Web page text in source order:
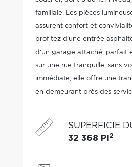
familiale. Les pièces
assurent confort et
profitez d'une entrée
d'un garage attaché, parfait
sur une rue tranquille, sans
immédiate, elle offre une
en demeurant près des
SUPERFICIE
32 368 PI 2